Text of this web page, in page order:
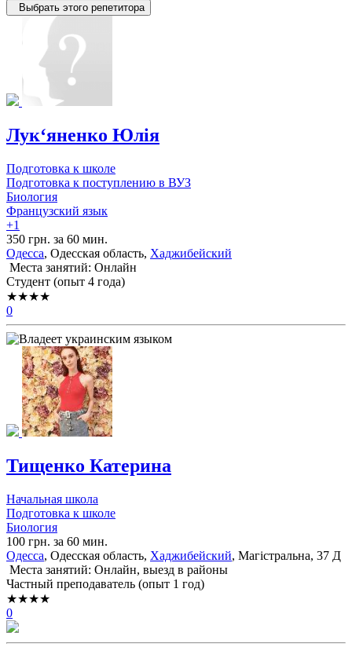
Выбрать этого репетитора
Лук‘яненко Юлія
Подготовка к школе
Подготовка к поступлению в ВУЗ
Биология
Французский язык
+1
350 грн. за 60 мин.
Одесса, Одесская область, Хаджибейский
Места занятий: Онлайн
Cтудент (опыт 4 года)
★★★★
0
Тищенко Катерина
Начальная школа
Подготовка к школе
Биология
100 грн. за 60 мин.
Одесса, Одесская область, Хаджибейский, Магістральна, 37 Д
Места занятий: Онлайн, выезд в районы
Частный преподаватель (опыт 1 год)
★★★★
0